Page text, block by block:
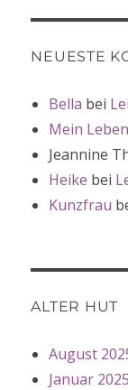
NEUESTE
Bella bei
Mein
Jeannine
Heike bei
Kunzfrau
ALTER HUT
August
Januar 2025